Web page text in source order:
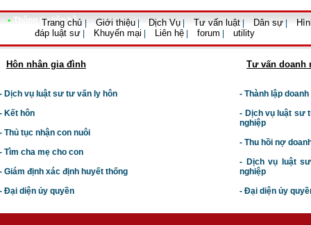
• Thông tin liên hệ
Trang chủ Giới thiệu Dịch Vụ Tư vấn luật Dân sự
đáp luật sư
Khuyến mại Liên hệ forum utility
Hôn nhân gia đình
Dịch vụ luật sư tư vấn ly hôn
Kết hôn
Thủ tục nhận con nuôi
Tìm cha mẹ cho con
Giám định xác định huyết thống
Đại diện ủy quyền
Tư vấn doanh
- Thành lập
- Dịch vụ luật sư t
nghiệp
- Thu hồi nợ
- Dịch vụ luật
nghiệp
- Đại diện ủy